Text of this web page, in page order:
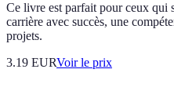
Ce livre est parfait pour ceux qui
carrière avec succès, une
projets.
3.19 EURVoir le prix